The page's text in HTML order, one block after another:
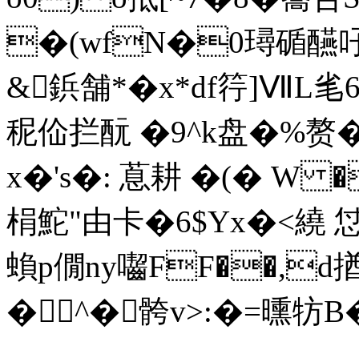
�(wfN�0璕碷醼吇
&鋲舗*�x*df筕]ⅦL毟6
秜佡拦酛 �9^k盘�%赘
x�'s�: 蒠耕 �(� W �
梋鮀"由卡�6$Yx�<繞
蝜p僩ny囓FF��,d
�﹝^�骻v>:�=曛